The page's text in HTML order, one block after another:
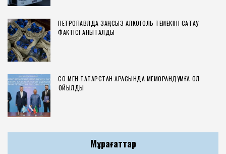
ПЕТРОПАВЛДА ЗАҢСЫЗ АЛКОГОЛЬ ТЕМЕКІНІ САҚТАУ
ФАКТІСІ АНЫҚТАЛДЫ
СҚО МЕН ТАТАРСТАН АРАСЫНДА МЕМОРАНДУМҒА ҚОЛ
ҚОЙЫЛДЫ
Мұрағаттар